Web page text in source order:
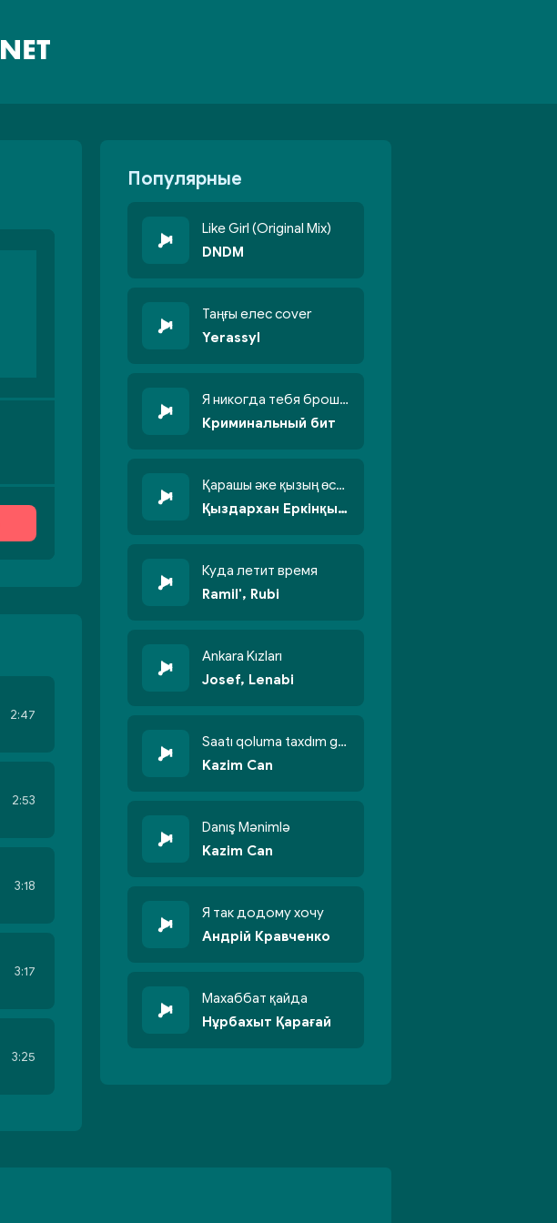
2:47
2:53
3:18
3:17
3:25
Популярные
Like Girl (Original Mix)
DNDM
Таңғы елес cover
Yerassyl
Я никогда тебя брошу никогда не кину
Криминальный бит
Қарашы әке қызың өсті бойжеттіп
Қыздархан Еркінқызы
Куда летит время
Ramil', Rubi
Ankara Kızları
Josef, Lenabi
Saatı qoluma taxdım göyün üzünə qalxdım
Kazim Can
Danış Mənimlə
Kazim Can
Я так додому хочу
Андрій Кравченко
Махаббат қайда
Нұрбахыт Қарағай